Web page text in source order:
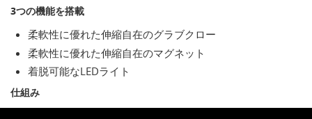
3つの機能を搭載
柔軟性に優れた伸縮自在のグラブクロー
柔軟性に優れた伸縮自在のマグネット
着脱可能なLEDライト
仕組み